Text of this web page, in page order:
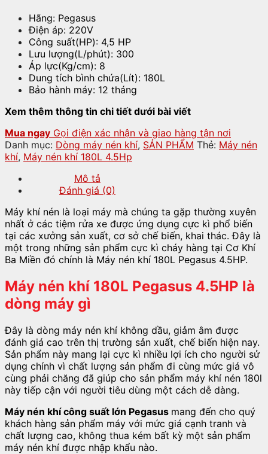
Hãng: Pegasus
Điện áp: 220V
Công suất(HP): 4,5 HP
Lưu lượng(L/phút): 300
Áp lực(Kg/cm): 8
Dung tích bình chứa(Lít): 180L
Bảo hành máy: 12 tháng
Xem thêm thông tin chi tiết dưới bài viết
Mua ngay Gọi điện xác nhận và giao hàng tận nơi
Danh mục: Dòng máy nén khí, SẢN PHẨM Thẻ: Máy nén
khí, Máy nén khí 180L 4.5Hp
Mô tả
Đánh giá (0)
Máy khí nén là loại máy mà chúng ta gặp thường xuyên
nhất ở các tiệm rửa xe được ứng dụng cực kì phổ biến
tại các xưởng sản xuất, cơ sở chế biến, khai thác. Đây là
một trong những sản phẩm cực kì cháy hàng tại Cơ Khí
Ba Miền đó chính là Máy nén khí 180L Pegasus 4.5HP.
Máy nén khí 180L Pegasus 4.5HP là
dòng máy gì
Đây là dòng máy nén khí không dầu, giảm âm được
đánh giá cao trên thị trường sản xuất, chế biến hiện nay.
Sản phẩm này mang lại cực kì nhiều lợi ích cho người sử
dụng chính vì chất lượng sản phẩm đi cùng mức giá vô
cùng phải chăng đã giúp cho sản phẩm máy khí nén 180l
này tiếp cận với người tiêu dùng một cách dễ dàng.
Máy nén khí công suất lớn Pegasus mang đến cho quý
khách hàng sản phẩm máy với mức giá cạnh tranh và
chất lượng cao, không thua kém bất kỳ một sản phẩm
máy nén khí được nhập khẩu nào.